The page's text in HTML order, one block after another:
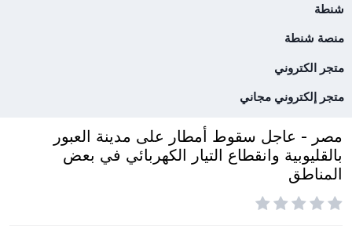
شنطة
منصة شنطة
متجر الكتروني
متجر إلكتروني مجاني
مصر - عاجل سقوط أمطار على مدينة العبور
بالقليوبية وانقطاع التيار الكهربائي في بعض
المناطق